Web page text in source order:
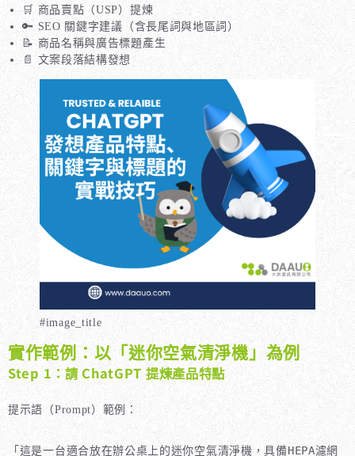
🛒 商品賣點（USP）提煉
🔑 SEO 關鍵字建議（含長尾詞與地區詞）
📝 商品名稱與廣告標題產生
📄 文案段落結構發想
#image_title
實作範例：以「迷你空氣清淨機」為例
Step 1：請 ChatGPT 提煉產品特點
提示語（Prompt）範例：
「這是一台適合放在辦公桌上的迷你空氣清淨機，具備HEPA濾網